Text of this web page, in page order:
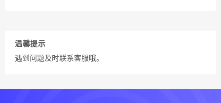
温馨提示
遇到问题及时联系客服哦。